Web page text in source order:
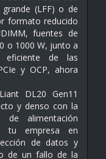
(LFF) o de
formato reducido
fuentes de
o 1000 W, junto a
eficiente de las
y OCP, ahora
DL20 Gen11
y denso con la
de alimentación
tu empresa en
de datos y
de un fallo de la